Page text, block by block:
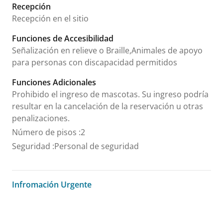
Recepción
Recepción en el sitio
Funciones de Accesibilidad
Señalización en relieve o Braille,Animales de apoyo
para personas con discapacidad permitidos
Funciones Adicionales
Prohibido el ingreso de mascotas. Su ingreso podría
resultar en la cancelación de la reservación u otras
penalizaciones.
Número de pisos :2
Seguridad :Personal de seguridad
Infromación Urgente